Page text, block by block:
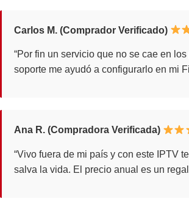
Carlos M. (Comprador Verificado)
“Por fin un servicio que no se cae en
soporte me ayudó a configurarlo en mi
Ana R. (Compradora Verificada)
“Vivo fuera de mi país y con este IPTV
salva la vida. El precio anual es un